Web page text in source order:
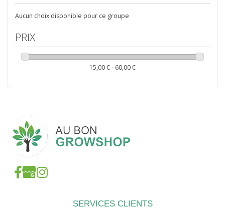
BALLAST
Ballast Electronique
ECLAIRAGE CMH
Aucun choix disponible pour ce groupe
PRIX
15,00 € - 60,00 €
SERVICES CLIENTS